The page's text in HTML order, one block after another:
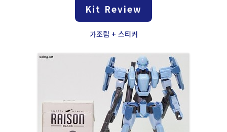
Kit Review
가조립 + 스티커